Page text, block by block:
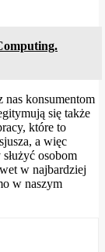
nas konsumentom
się także
które to
a więc
osobom
w najbardziej
w naszym